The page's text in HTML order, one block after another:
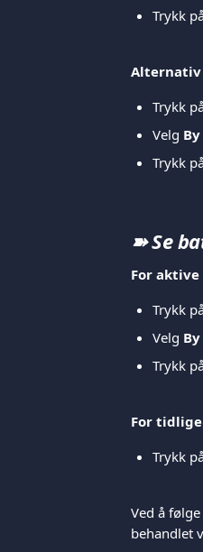
Trykk
Alternativ
Trykk
Velg
Trykk
➽ Se
For
Trykk
Velg
Trykk
For
Trykk
Ved å
behandlet